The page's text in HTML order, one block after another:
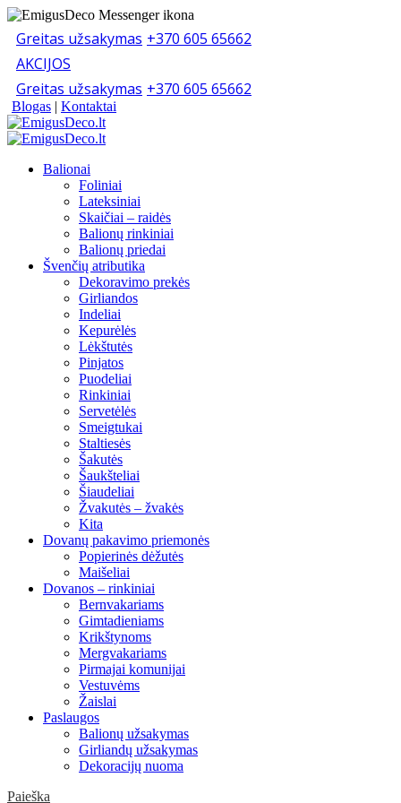
Greitas užsakymas +370 605 65662
AKCIJOS
Greitas užsakymas +370 605 65662
Blogas | Kontaktai
Balionai
Foliniai
Lateksiniai
Skaičiai – raidės
Balionų rinkiniai
Balionų priedai
Švenčių atributika
Dekoravimo prekės
Girliandos
Indeliai
Kepurėlės
Lėkštutės
Pinjatos
Puodeliai
Rinkiniai
Servetėlės
Smeigtukai
Staltiesės
Šakutės
Šaukšteliai
Šiaudeliai
Žvakutės – žvakės
Kita
Dovanų pakavimo priemonės
Popierinės dėžutės
Maišeliai
Dovanos – rinkiniai
Bernvakariams
Gimtadieniams
Krikštynoms
Mergvakariams
Pirmajai komunijai
Vestuvėms
Žaislai
Paslaugos
Balionų užsakymas
Girliandų užsakymas
Dekoracijų nuoma
Paieška